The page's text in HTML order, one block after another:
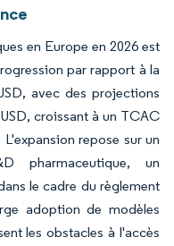
en Europe en 2026 est
par rapport à la
avec des projections
croissant à un TCAC
repose sur un
pharmaceutique, un
le cadre du règlement
adoption de modèles
les obstacles à l'accès